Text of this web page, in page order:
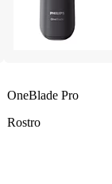
OneBlade Pro
Rostro